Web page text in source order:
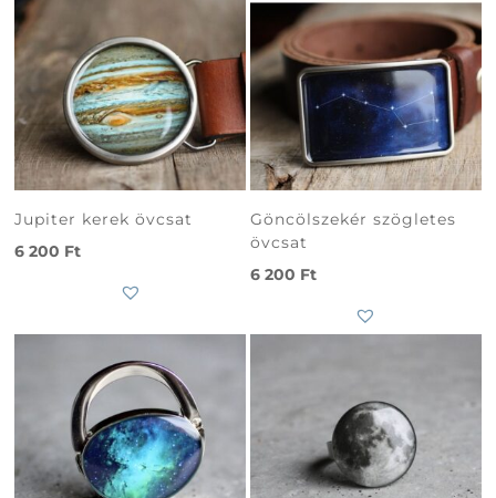
Jupiter kerek övcsat
6 200 Ft
Göncölszekér szögletes
övcsat
6 200 Ft